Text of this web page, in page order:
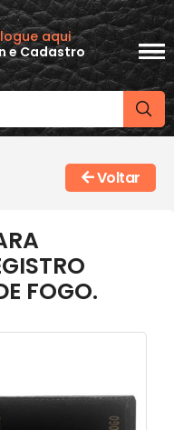
aqui
eCadastro
Voltar
FOGO.